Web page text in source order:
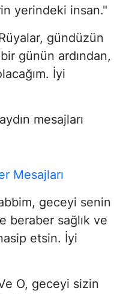
yerindeki insan."
gündüzün
günün ardından,
İyi
mesajları
Mesajları
geceyi senin
beraber sağlık ve
etsin. İyi
O, geceyi sizin